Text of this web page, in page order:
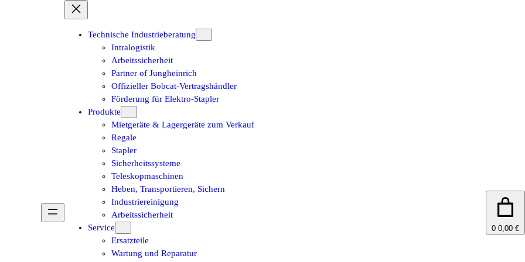
Technische Industrieberatung
Intralogistik
Arbeitssicherheit
Partner of Jungheinrich
Offizieller Bobcat-Vertragshändler
Förderung für Elektro-Stapler
Produkte
Mietgeräte & Lagergeräte zum Verkauf
Regale
Stapler
Sicherheitssysteme
Teleskopmaschinen
Heben, Transportieren, Sichern
Industriereinigung
Arbeitssicherheit
Service
Ersatzteile
Wartung und Reparatur
0 0,00 €